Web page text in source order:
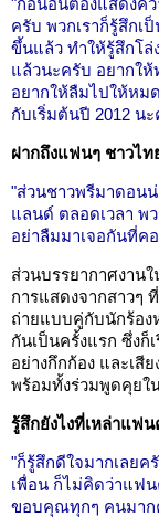
ครับ พวกเราก็รู้สึก
ขึ้นแล้ว ทำให้รู้สึกโล่
แล้วนะครับ อยากให้
อยากให้ลืมไปให้หม
กับเริ่มต้นปี 2012 น
ฝากถึงแฟนๆ ชาวไท
"ส่วนชาวพรีมาดอน
แลนด์ ตลอดเวลา พ
อย่าลืมมาเจอกันที่ค
ส่วนบรรยากาศงาน
การแสดงจากสาวๆ
ถ่ายแบบคู่กับนักร้อง
กันเป็นครั้งแรก ซึ่งก็
อย่างกึกก้อง และเสี
พร้อมทั้งร่วมพูดคุยใ
รู้สึกยังไงที่เหล่าแฟ
"ก็รู้สึกดีใจมากเลยค
เพื่อน ก็ไม่คิดว่าแฟ
ขอบคุณทุกๆ คนมาก